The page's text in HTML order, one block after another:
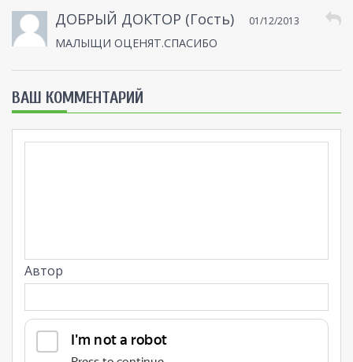
ДОБРЫЙ ДОКТОР (Гость) 01/12/2013
МАЛЫЩИ ОЦЕНЯТ.СПАСИБО
ВАШ КОММЕНТАРИЙ
Автор